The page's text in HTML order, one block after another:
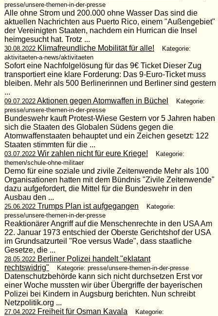
presse/unsere-themen-in-der-presse
Alle ohne Strom und 200.000 ohne Wasser Das sind die
aktuellen Nachrichten aus Puerto Rico, einem "Außengebiet"
der Vereinigten Staaten, nachdem ein Hurrican die Insel
heimgesucht hat. Trotz ...
30.08.2022Klimafreundliche Mobilität für alle!
Kategorie:
aktivitaeten-a-news/aktivitaeten
Sofort eine Nachfolgelösung für das 9€ Ticket Dieser Zug
transportiert eine klare Forderung: Das 9-Euro-Ticket muss
bleiben. Mehr als 500 Berlinerinnen und Berliner sind gestern
...
09.07.2022Aktionen gegen Atomwaffen in Büchel
Kategorie:
presse/unsere-themen-in-der-presse
Bundeswehr kauft Protest-Wiese Gestern vor 5 Jahren haben
sich die Staaten des Globalen Südens gegen die
Atomwaffenstaaten behauptet und ein Zeichen gesetzt: 122
Staaten stimmten für die ...
03.07.2022Wir zahlen nicht für eure Kriege!
Kategorie:
themen/schule-ohne-militaer
Demo für eine soziale und zivile Zeitenwende Mehr als 100
Organisationen hatten mit dem Bündnis "Zivile Zeitenwende"
dazu aufgefordert, die Mittel für die Bundeswehr in den
Ausbau den ...
25.06.2022Trumps Plan ist aufgegangen
Kategorie:
presse/unsere-themen-in-der-presse
Reaktionärer Angriff auf die Menschenrechte in den USA Am
22. Januar 1973 entschied der Oberste Gerichtshof der USA
im Grundsatzurteil "Roe versus Wade", dass staatliche
Gesetze, die ...
28.05.2022Berliner Polizei handelt "eklatant
rechtswidrig"
Kategorie: presse/unsere-themen-in-der-presse
Datenschutzbehörde kann sich nicht durchsetzen Erst vor
einer Woche mussten wir über Übergriffe der bayerischen
Polizei bei Kindern in Augsburg berichten. Nun schreibt
Netzpolitik.org ...
27.04.2022Freiheit für Osman Kavala
Kategorie: